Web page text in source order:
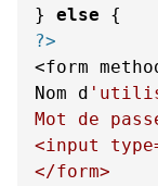
} else
?>
<form
Nom d
Mot de
<input
</form>